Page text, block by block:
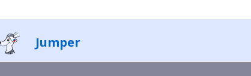
Jumper